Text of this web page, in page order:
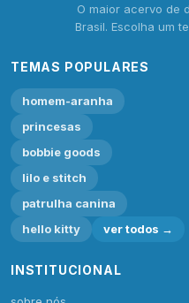
O maior acervo de
Brasil. Escolha um
TEMAS POPULARES
homem-aranha
princesas
bobbie goods
lilo e stitch
patrulha canina
hello kitty
ver todos →
INSTITUCIONAL